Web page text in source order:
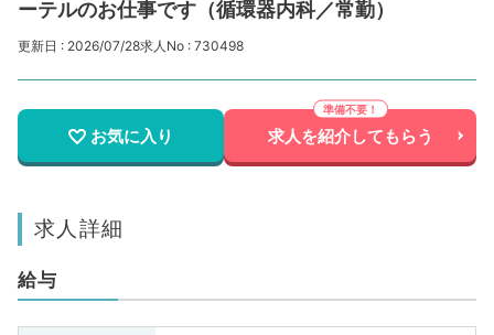
ーテルのお仕事です（循環器内科／常勤）
更新日 : 2026/07/28求人No : 730498
お気に入り 求人を紹介してもらう
求人詳細
給与